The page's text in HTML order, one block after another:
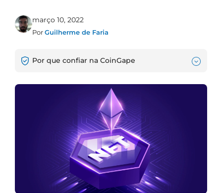
março 10, 2022
PorGuilherme de Faria
Por que confiar na CoinGape